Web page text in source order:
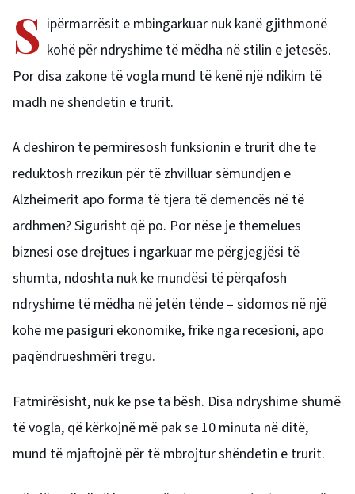
S ipërmarrësit e mbingarkuar nuk kanë gjithmonë
kohë për ndryshime të mëdha në stilin e jetesës.
Por disa zakone të vogla mund të kenë një ndikim të
madh në shëndetin e trurit.
A dëshiron të përmirësosh funksionin e trurit dhe të
reduktosh rrezikun për të zhvilluar sëmundjen e
Alzheimerit apo forma të tjera të demencës në të
ardhmen? Sigurisht që po. Por nëse je themelues
biznesi ose drejtues i ngarkuar me përgjegjësi të
shumta, ndoshta nuk ke mundësi të përqafosh
ndryshime të mëdha në jetën tënde – sidomos në një
kohë me pasiguri ekonomike, frikë nga recesioni, apo
paqëndrueshmëri tregu.
Fatmirësisht, nuk ke pse ta bësh. Disa ndryshime shumë
të vogla, që kërkojnë më pak se 10 minuta në ditë,
mund të mjaftojnë për të mbrojtur shëndetin e trurit.